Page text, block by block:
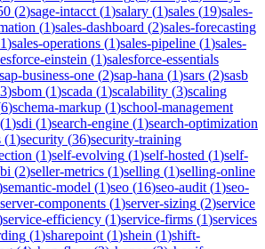
(2)sage-intacct (1)salary (1)sales (19)sales-
(1)sales-dashboard (2)sales-forecasting
1)sales-operations (1)sales-pipeline (1)sales-
einstein (1)salesforce-essentials
sap-business-one (2)sap-hana (1)sars (2)sasb
3)sbom (1)scada (1)scalability (3)scaling
6)schema-markup (1)school-management
(1)sdi (1)search-engine (1)search-optimization
(1)security (36)security-training
(1)self-evolving (1)self-hosted (1)self-
(2)seller-metrics (1)selling (1)selling-online
semantic-model (1)seo (16)seo-audit (1)seo-
server-components (1)server-sizing (2)service
service-efficiency (1)service-firms (1)services
(1)sharepoint (1)shein (1)shift-